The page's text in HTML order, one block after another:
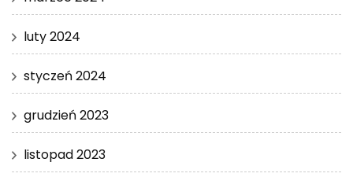
luty 2024
styczeń 2024
grudzień 2023
listopad 2023